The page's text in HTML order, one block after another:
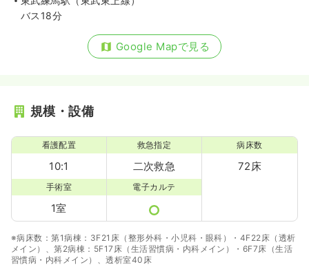
4週8休以上
担当業務未経験可
月給29万円以上可
気になる 詳細を見る
バス18分
Google Mapで見る
規模・設備
看護配置
10:1
救急指定
二次救急
病床数
72床
手術室
1室
電子カルテ
※病床数：第1病棟：3F21床（整形外科・小児科・眼科）・4F22床（透析
メイン）、第2病棟：5F17床（生活習慣病・内科メイン）・6F7床（生活
習慣病・内科メイン）、透析室40床